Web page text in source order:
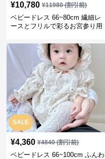
¥10,780 ¥11980(割引前)
ベビードレス 66~80cm 繊細レ
ースとフリルで彩るお宮参り用
SALE
¥4,360 ¥4840(割引前)
ベビードレス 66~100cm ふんわ